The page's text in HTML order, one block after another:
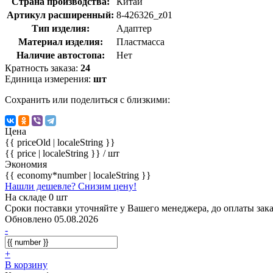
Артикул расширенный: 8-426326_z01
Тип изделия:
Адаптер
Материал изделия:
Пластмасса
Наличие автостопа:
Нет
Кратность заказа: 24
Единица измерения: шт
Сохранить или поделиться с близкими:
Цена
{{ priceOld | localeString }}
{{ price | localeString }} / шт
Экономия
{{ economy*number | localeString }}
Нашли дешевле? Снизим цену!
На складе 0 шт
Сроки поставки уточняйте у Вашего менеджера, до оплаты
Обновлено 05.08.2026
-
+
В корзину